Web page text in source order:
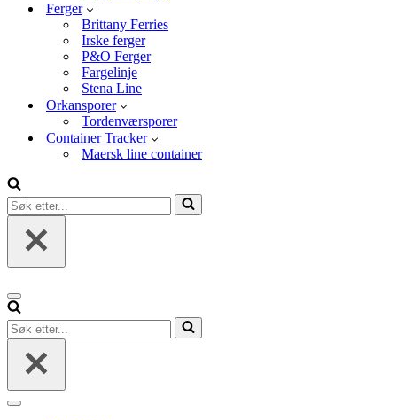
Ferger
Brittany Ferries
Irske ferger
P&O Ferger
Fargelinje
Stena Line
Orkansporer
Tordenværsporer
Container Tracker
Maersk line container
Søk
etter...
Navigasjonsmeny
Søk
etter...
Navigasjonsmeny